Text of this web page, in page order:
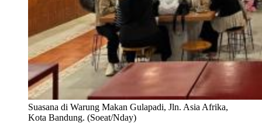
Suasana di Warung Makan Gulapadi, Jln. Asia Afrika,
Kota Bandung. (Soeat/Nday)